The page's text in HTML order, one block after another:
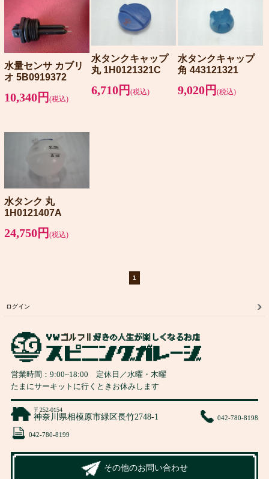
水量センサ カブリ
オ 5B0919372
10,340円 (税込)
水タンクキャップ
丸 1H0121321C
6,710円 (税込)
水タンクキャップ
角 443121321
9,020円(税込)
水タンク 丸
1H0121407A
24,750円 (税込)
1
ログイン
営業時間： 9:00~18:00 定休日／水曜・木曜
たまにサーキットに行くときお休みします
〒252-0154
神奈川県相模原市緑区長竹2748-1 042-780-8198
042-780-8199
その他のお問い合わせ